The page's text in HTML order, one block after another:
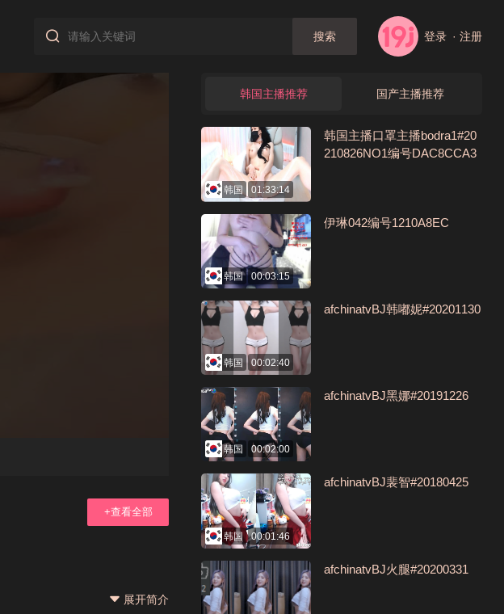
搜索 登录 · 注册
+查看全部
展开简介
韩国主播推荐 国产主播推荐
韩国 01:33:14
韩国主播口罩主播bodra1#20
210826NO1编号DAC8CCA3
韩国 00:03:15
伊琳042编号1210A8EC
韩国 00:02:40
afchinatvBJ韩嘟妮#20201130
韩国 00:02:00
afchinatvBJ黑娜#20191226
韩国 00:01:46
afchinatvBJ裴智#20180425
afchinatvBJ火腿#20200331